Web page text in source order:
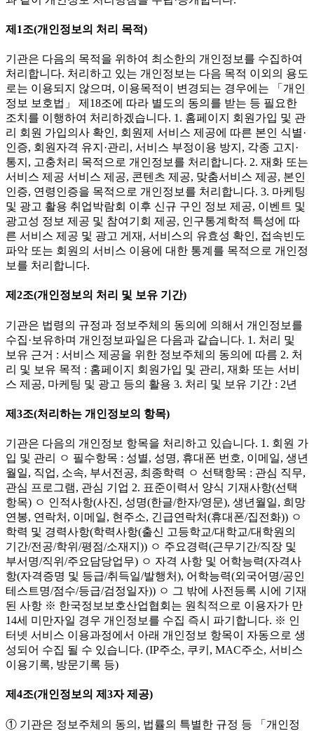
제1조(개인정보의 처리 목적)
기관은 다음의 목적을 위하여 최소한의 개인정보를 수집하여
처리합니다. 처리하고 있는 개인정보는 다음 목적 이외의 용도
로는 이용되지 않으며, 이용목적이 변경되는 경우에는 「개인
정보 보호법」 제18조에 따라 별도의 동의를 받는 등 필요한
조치를 이행하여 처리하겠습니다. 1. 홈페이지 회원가입 및 관
리 회원 가입의사 확인, 회원제 서비스 제공에 따른 본인 식별·
인증, 회원자격 유지·관리, 서비스 부정이용 방지, 각종 고지·
통지, 고충처리 목적으로 개인정보를 처리합니다. 2. 재화 또는
서비스 제공 서비스 제공, 콘텐츠 제공, 맞춤서비스 제공, 본인
인증, 연령인증을 목적으로 개인정보를 처리합니다. 3. 마케팅
및 광고 활용 취업박람회 이후 신규 구인 정보 제공, 이벤트 및
광고성 정보 제공 및 참여기회 제공, 인구통계학적 특성에 따
른 서비스 제공 및 광고 게재, 서비스의 유효성 확인, 접속빈도
파악 또는 회원의 서비스 이용에 대한 통계를 목적으로 개인정
보를 처리합니다.
제2조(개인정보의 처리 및 보유 기간)
기관은 법령의 규정과 정보주체의 동의에 의해서 개인정보를
수집·보유하며 개인정보파일은 다음과 같습니다. 1. 처리 및
보유 근거 : 서비스 제공을 위한 정보주체의 동의에 따름 2. 처
리 및 보유 목적 : 홈페이지 회원가입 및 관리, 재화 또는 서비
스 제공, 마케팅 및 광고 등의 활용 3. 처리 및 보유 기간 : 2년
제3조(처리하는 개인정보의 항목)
기관은 다음의 개인정보 항목을 처리하고 있습니다. 1. 회원 가
입 및 관리 ㅇ 필수항목 : 성별, 성명, 휴대폰 번호, 이메일, 생년
월일, 직업, 소속, 부서전공, 최종학력 ㅇ 선택항목 : 관심 직무,
관심 프로그램, 관심 기업 2. 표준이력서 양식 기재사항(선택
항목) ㅇ 인적사항(사진, 성명(한글/한자/영문), 생년월일, 희망
연봉, 연락처, 이메일, 현주소, 긴급연락처(휴대폰/집전화)) ㅇ
학력 및 경력사항(학력사항(출신 고등학교/대학교/대학원의
기간/전공/학위/평점/소재지)) ㅇ 주요경력(근무기간/직장 및
부서명/직위/주요담당업무) ㅇ 자격 사항 및 어학능력(자격사
항(자격증명 및 등급/취득일/발행처), 어학능력(외국어명/공인
테스트명/점수/등급/검정일자)) ㅇ 그 밖에 사전등록 시에 기재
된 사항 ※ 한국정보보호산업협회는 원칙적으로 이용자가 만
14세 미만자일 경우 개인정보를 수집 즉시 파기합니다. ※ 인
터넷 서비스 이용과정에서 아래 개인정보 항목이 자동으로 생
성되어 수집 될 수 있습니다. (IP주소, 쿠키, MAC주소, 서비스
이용기록, 방문기록 등)
제4조(개인정보의 제3자 제공)
① 기관은 정보주체의 동의, 법률의 특별한 규정 등 「개인정